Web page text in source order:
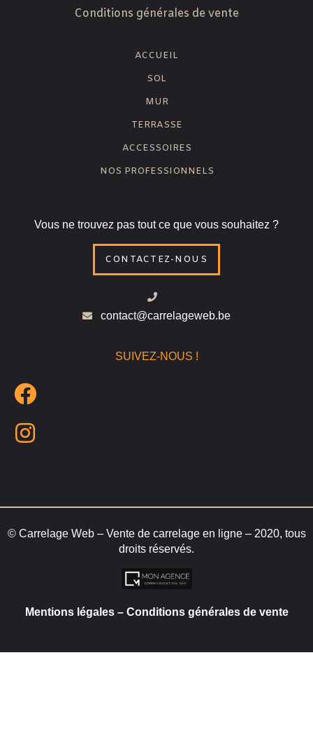
Conditions générales de vente
ACCUEIL
SOL
MUR
TERRASSE
ACCESSOIRES
NOS PROFESSIONNELS
Vous ne trouvez pas tout ce que vous souhaitez ?
CONTACTEZ-NOUS
contact@carrelageweb.be
SUIVEZ-NOUS !
© Carrelage Web – Vente de carrelage en ligne – 2020, tous
droits réservés.
Mentions légales– Conditions générales de vente